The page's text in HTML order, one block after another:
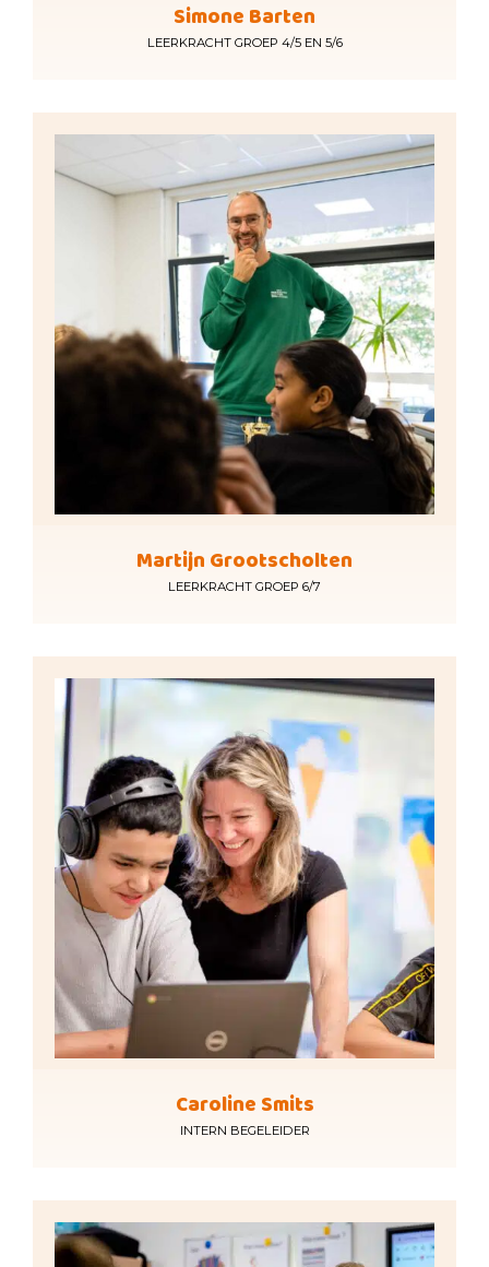
Simone Barten
LEERKRACHT GROEP 4/5 EN 5/6
Martijn Grootscholten
LEERKRACHT GROEP 6/7
Caroline Smits
INTERN BEGELEIDER